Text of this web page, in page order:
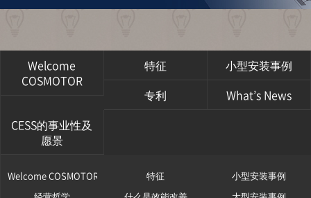
Welcome
COSMOTOR
特征
小型安装事例
专利
What’s News
CESS的事业性及
愿景
Welcome COSMOTOR
特征
小型安装事例